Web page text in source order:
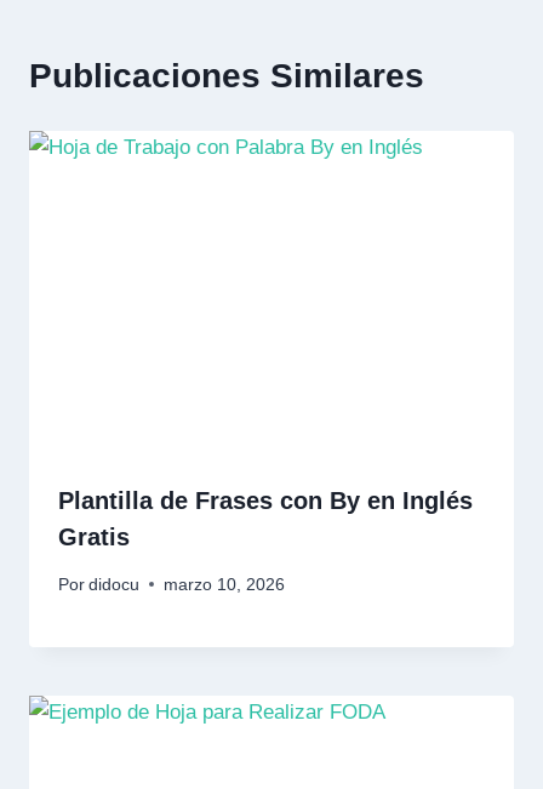
Publicaciones Similares
Plantilla de Frases con By en Inglés
Gratis
Por didocu marzo 10, 2026